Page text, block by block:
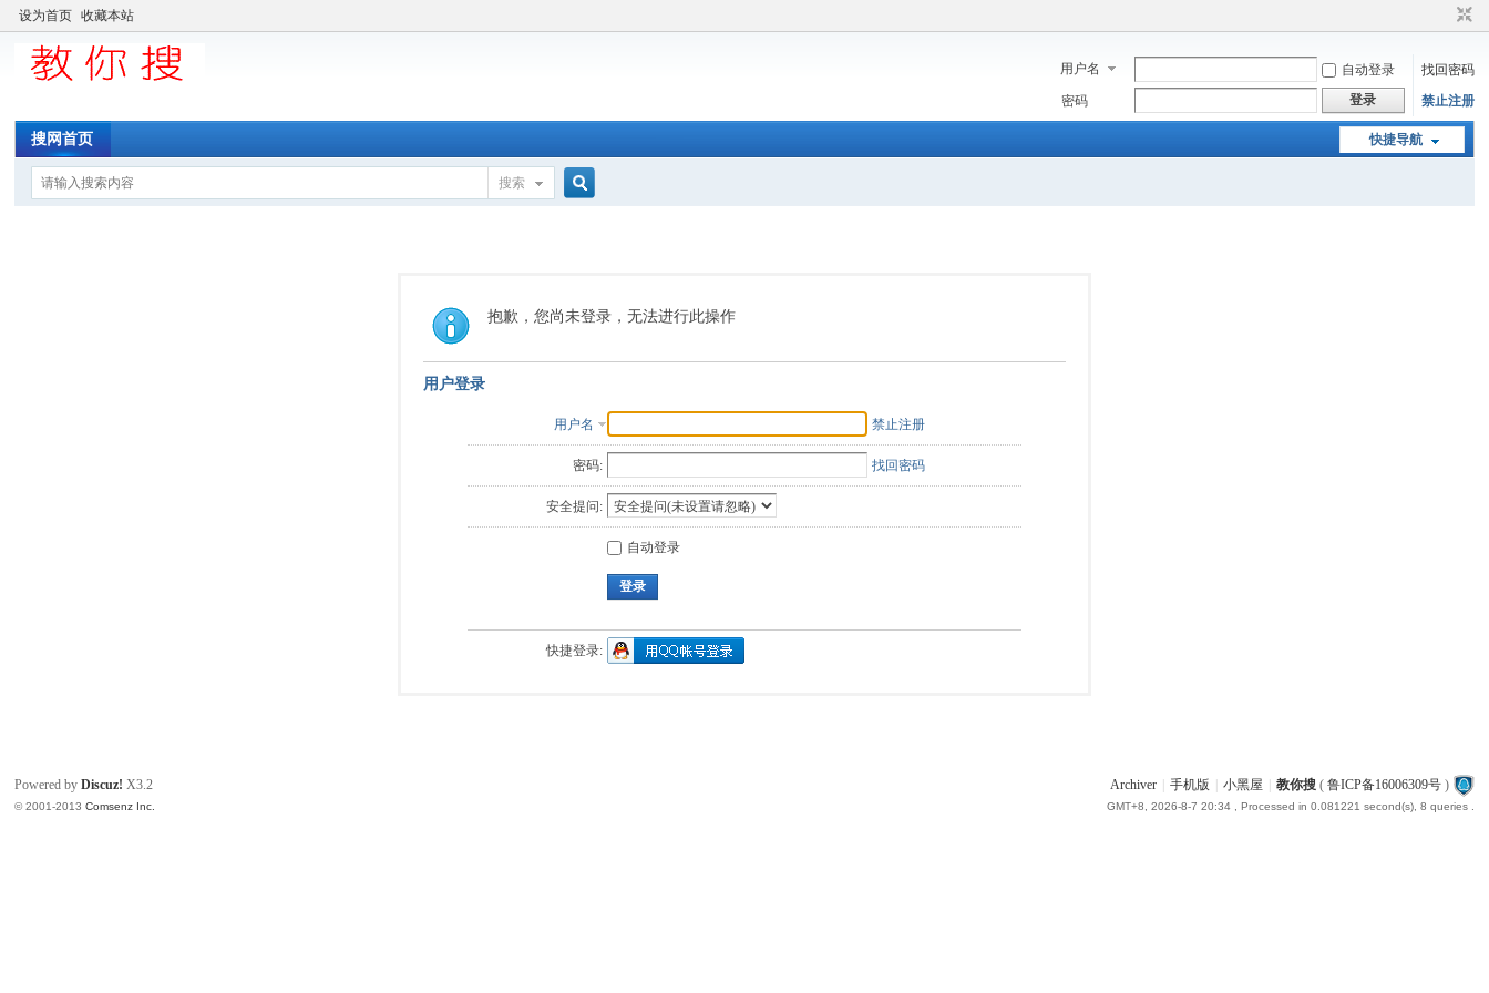
设为首页 收藏本站
用户名 自动登录
找回密码
密码
登录 禁止注册
快捷导航
搜网首页
搜索
索
抱歉，您尚未登录，无法进行此操作
用户登录
用户名 禁止注册
密码: 找回密码
安全提问:
自动登录
登录
快捷登录:
Archiver 手机版 小黑屋 教你搜( 鲁ICP备16006309号)
GMT+8, 2026-8-7 20:34, Processed in 0.081221 second(s), 8 queries .
Powered byDiscuz! X3.2
© 2001-2013Comsenz Inc.